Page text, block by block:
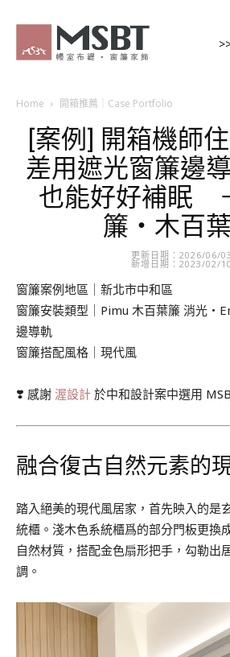
Home 開箱推薦｜Case Portfolio
[案例] 開箱機師
差用遮光窗簾邊
也能好好補眠
簾・木百
更新日期：2026/06/03
新增日期：2023/02/10
窗簾案例地區｜新北市中和區
窗簾安裝類型｜Pimu 木百葉簾 消光・
邊導軌
窗簾搭配風格｜現代風
❣️ 感謝 渥設計 於中和設計案中選用
融合復古自然元素的
踏入絕美的現代風居家，首先映入的是
統櫃。淺木色系統櫃爲的部分門板更換
自然材質，搭配金色扇形把手，勾勒出
調。